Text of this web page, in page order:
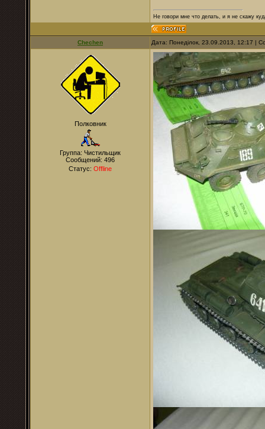
Не говори мне что делать, и я не скажу
Chechen Дата: Понеділок, 23.09.2013, 12:17 |
Полковник
Группа: Чистильщик
Сообщений: 496
Статус: Offline